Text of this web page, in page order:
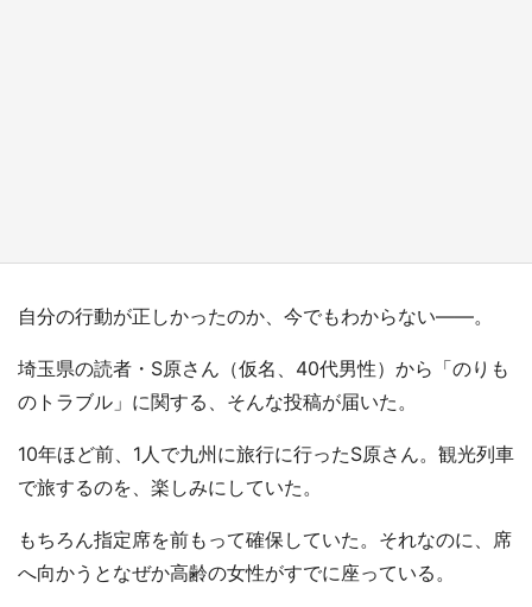
自分の行動が正しかったのか、今でもわからない――。
埼玉県の読者・S原さん（仮名、40代男性）から「のりも
のトラブル」に関する、そんな投稿が届いた。
10年ほど前、1人で九州に旅行に行ったS原さん。観光列車
で旅するのを、楽しみにしていた。
もちろん指定席を前もって確保していた。それなのに、席
へ向かうとなぜか高齢の女性がすでに座っている。